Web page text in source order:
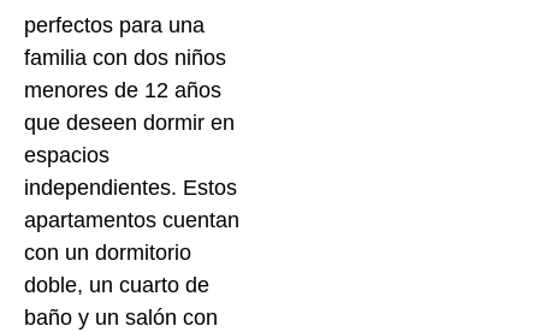
perfectos para una
familia con dos niños
menores de 12 años
que deseen dormir en
espacios
independientes. Estos
apartamentos cuentan
con un dormitorio
doble, un cuarto de
baño y un salón con